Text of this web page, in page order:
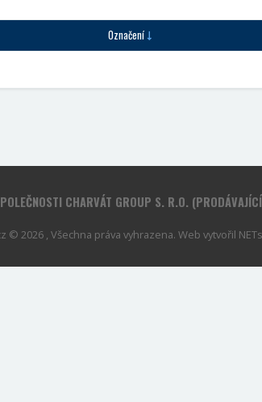
Označení
CHARVÁT GROUP S. R.O.
© 2026 , Všechna práva vyhrazena. Web vytvořil